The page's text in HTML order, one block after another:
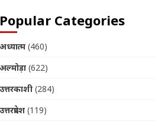
Popular Categories
अध्यात्म(460)
अल्मोड़ा(622)
उत्तरकाशी(284)
उत्तरप्रदेश(119)